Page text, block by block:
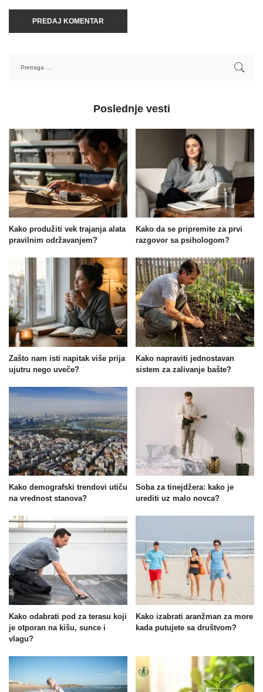
Poslednje vesti
Kako produžiti vek trajanja alata
pravilnim održavanjem?
Kako da se pripremite za prvi
razgovor sa psihologom?
Zašto nam isti napitak više prija
ujutru nego uveče?
Kako napraviti jednostavan
sistem za zalivanje bašte?
Kako demografski trendovi utiču
na vrednost stanova?
Soba za tinejdžera: kako je
urediti uz malo novca?
Kako odabrati pod za terasu koji
je otporan na kišu, sunce i
vlagu?
Kako izabrati aranžman za more
kada putujete sa društvom?